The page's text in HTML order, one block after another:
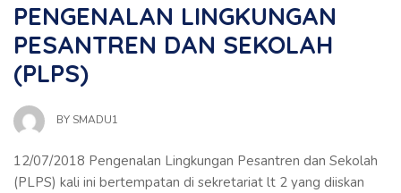
PENGENALAN LINGKUNGAN
PESANTREN DAN SEKOLAH
(PLPS)
BY SMADU1
12/07/2018 Pengenalan Lingkungan Pesantren dan Sekolah
(PLPS) kali ini bertempatan di sekretariat lt 2 yang diiskan